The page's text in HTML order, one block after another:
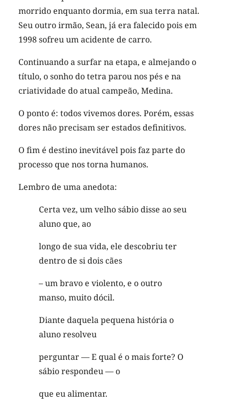
morrido enquanto dormia, em sua terra natal.
Seu outro irmão, Sean, já era falecido pois em
1998 sofreu um acidente de carro.
Continuando a surfar na etapa, e almejando o
título, o sonho do tetra parou nos pés e na
criatividade do atual campeão, Medina.
O ponto é: todos vivemos dores. Porém, essas
dores não precisam ser estados definitivos.
O fim é destino inevitável pois faz parte do
processo que nos torna humanos.
Lembro de uma anedota:
Certa vez, um velho sábio disse ao seu
aluno que, ao
longo de sua vida, ele descobriu ter
dentro de si dois cães
– um bravo e violento, e o outro
manso, muito dócil.
Diante daquela pequena história o
aluno resolveu
perguntar — E qual é o mais forte? O
sábio respondeu — o
que eu alimentar.